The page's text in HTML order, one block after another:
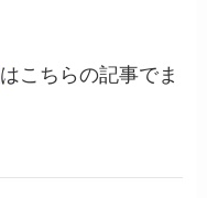
はこちらの記事でま